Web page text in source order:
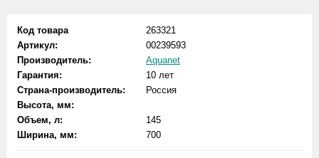
Код товара
263321
Артикул:
00239593
Производитель:
Aquanet
Гарантия:
10 лет
Страна-производитель:
Россия
Высота, мм:
Объем, л:
145
Ширина, мм:
700